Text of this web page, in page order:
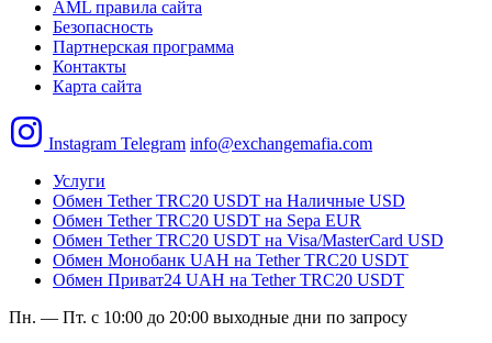
AML правила сайта
Безопасность
Партнерская программа
Контакты
Карта сайта
Instagram Telegram info@exchangemafia.com
Услуги
Обмен Tether TRC20 USDT на Наличные USD
Обмен Tether TRC20 USDT на Sepa EUR
Обмен Tether TRC20 USDT на Visa/MasterCard USD
Обмен Монобанк UAH на Tether TRC20 USDT
Обмен Приват24 UAH на Tether TRC20 USDT
Пн. — Пт. с 10:00 до 20:00 выходные дни по запросу